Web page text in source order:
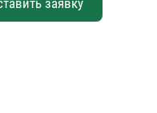
заявку